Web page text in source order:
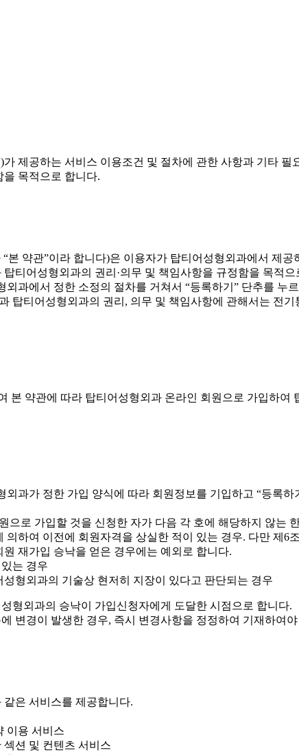
가 제공하는 서비스 이용조건 및 절차에 관한 사항과 기타 필
목적으로 합니다.
약관”이라 합니다)은 이용자가 탑티어성형외과에서 제공
티어성형외과의 권리·의무 및 책임사항을 규정함을 목적으
과에서 정한 소정의 절차를 거쳐서 “등록하기” 단추를 누
탑티어성형외과의 권리, 의무 및 책임사항에 관해서는 전
본 약관에 따라 탑티어성형외과 온라인 회원으로 가입하여
과가 정한 가입 양식에 따라 회원정보를 기입하고 “등록하
로 가입할 것을 신청한 자가 다음 각 호에 해당하지 않는
의하여 이전에 회원자격을 상실한 적이 있는 경우. 다만 제6
재가입 승낙을 얻은 경우에는 예외로 합니다.
는 경우
형외과의 기술상 현저히 지장이 있다고 판단되는 경우
형외과의 승낙이 가입신청자에게 도달한 시점으로 합니다.
변경이 발생한 경우, 즉시 변경사항을 정정하여 기재하여
은 서비스를 제공합니다.
이용 서비스
션 및 컨텐츠 서비스